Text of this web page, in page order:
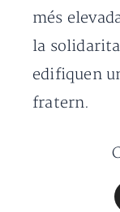
més
la
edifiquen
fratern.